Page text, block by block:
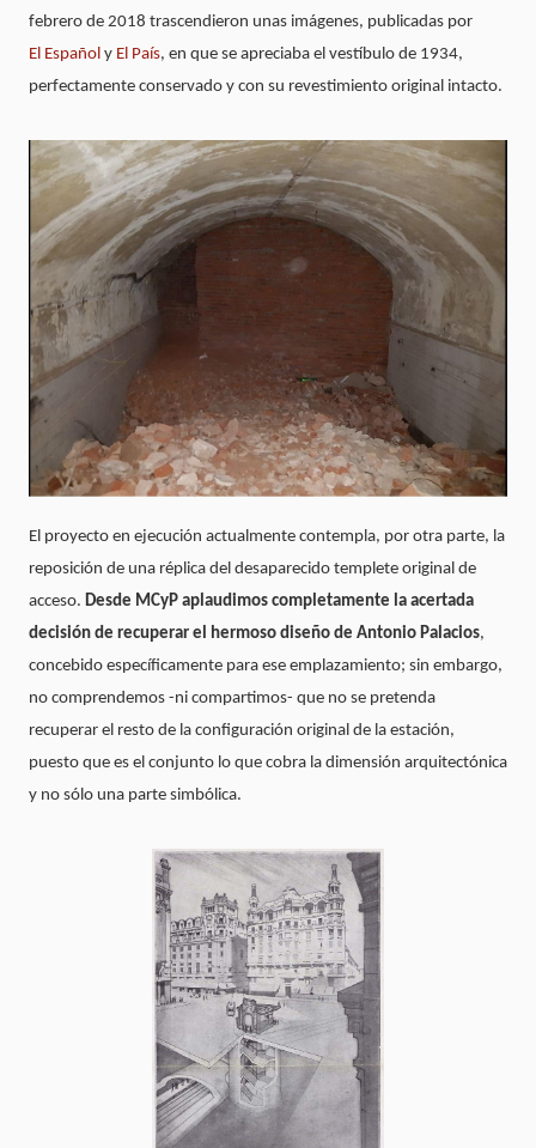
febrero de 2018 trascendieron unas imágenes, publicadas por
El Español y El País, en que se apreciaba el vestíbulo de 1934,
perfectamente conservado y con su revestimiento original intacto.
El proyecto en ejecución actualmente contempla, por otra parte, la
reposición de una réplica del desaparecido templete original de
acceso. Desde MCyP aplaudimos completamente la acertada
decisión de recuperar el hermoso diseño de Antonio Palacios,
concebido específicamente para ese emplazamiento; sin embargo,
no comprendemos -ni compartimos- que no se pretenda
recuperar el resto de la configuración original de la estación,
puesto que es el conjunto lo que cobra la dimensión arquitectónica
y no sólo una parte simbólica.